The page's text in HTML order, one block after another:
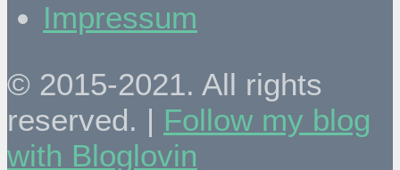
Impressum
© 2015-2021. All rights
reserved. | Follow my blog
with Bloglovin